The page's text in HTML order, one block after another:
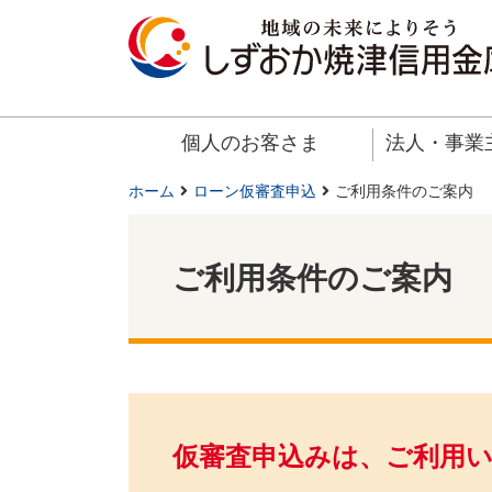
個人のお客さま 法人・事業
ホーム ローン仮審査申込 ご利用条件のご案内
ご利用条件のご案内
仮審査申込みは、ご利用